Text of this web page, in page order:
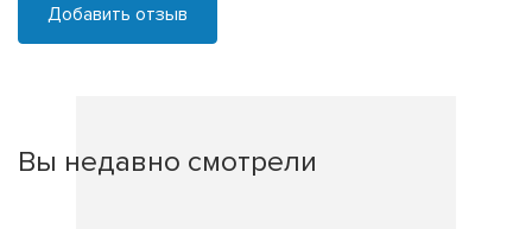
Добавить отзыв
Вы недавно смотрели